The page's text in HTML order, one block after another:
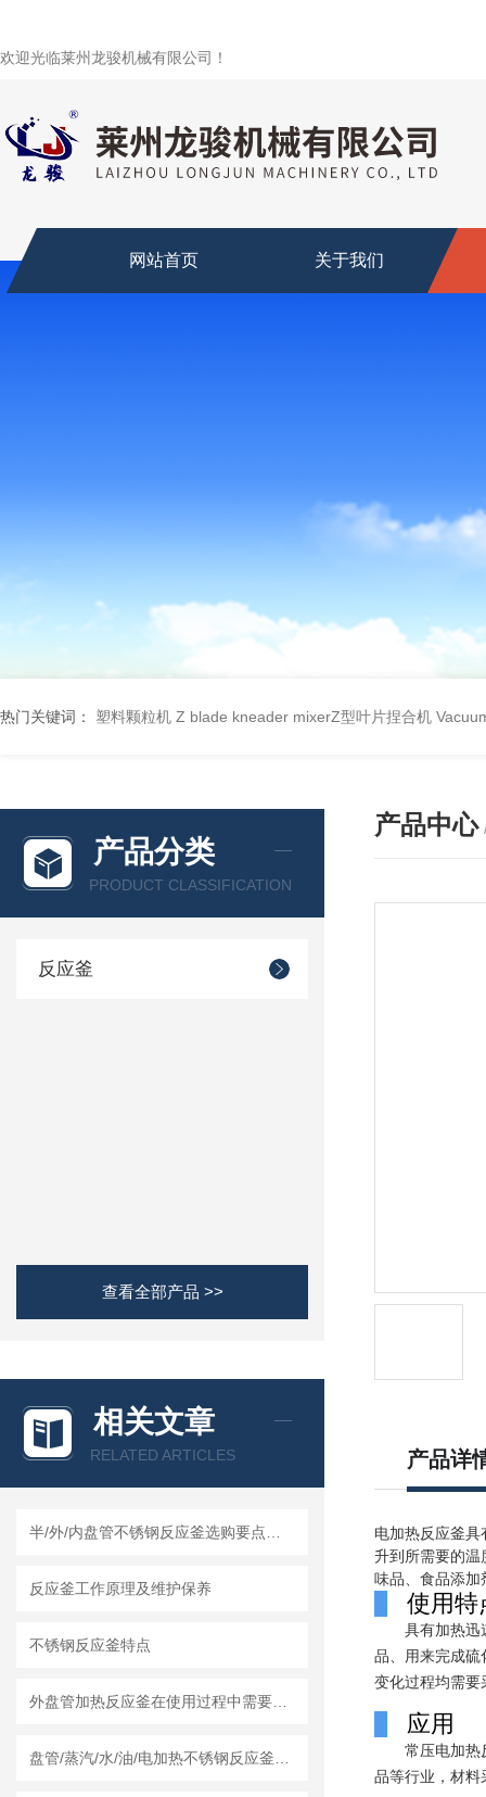
欢迎光临莱州龙骏机械有限公司！
网站首页 关于我们
热门关键词： 塑料颗粒机 Z blade kneader mixerZ型叶片捏合机
产品分类
PRODUCT CLASSIFICATION
反应釜
查看全部产品 >>
相关文章
RELATED ARTICLES
反应釜工作原理及维护保养
不锈钢反应釜特点
产品中心
产品详
电加热反应釜
升到所需要的温
味品、食品添加
使用特
具有加热迅
品、用来完成硫
变化过程均需要
应用
常压电加热
品等行业，材料